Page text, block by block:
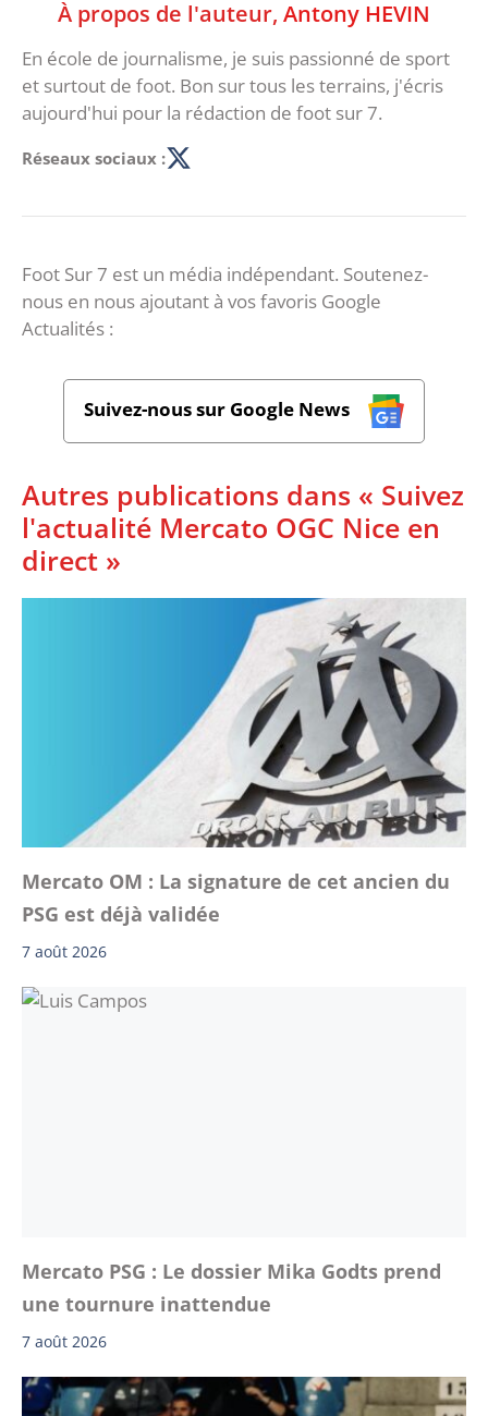
À propos de l'auteur, Antony HEVIN
En école de journalisme, je suis passionné de sport
et surtout de foot. Bon sur tous les terrains, j'écris
aujourd'hui pour la rédaction de foot sur 7.
Réseaux sociaux :
Foot Sur 7 est un média indépendant. Soutenez-
nous en nous ajoutant à vos favoris Google
Actualités :
Suivez-nous sur Google News
Autres publications dans « Suivez
l'actualité Mercato OGC Nice en
direct »
Mercato OM : La signature de cet ancien du
PSG est déjà validée
7 août 2026
Mercato PSG : Le dossier Mika Godts prend
une tournure inattendue
7 août 2026